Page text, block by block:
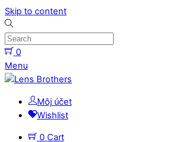
Skip to content
0
Menu
Môj účet
Wishlist
0 Cart